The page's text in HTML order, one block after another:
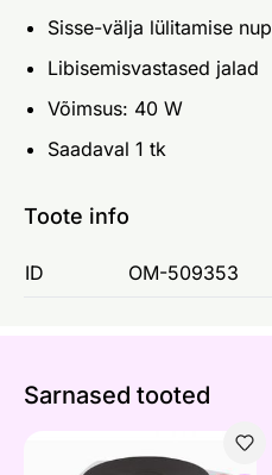
Sisse-välja lülitamise
Libisemisvastased jalad
Võimsus: 40 W
Saadaval 1 tk
Toote info
ID OM-509353
Sarnased tooted
Lauapliit Domo